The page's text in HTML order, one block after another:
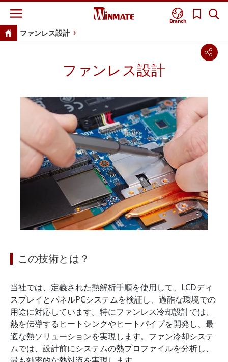
Branch
ファンレス設計
ファンレス設計
この技術とは？
当社では、定義された熱解析手順を使用して、LCDディ
スプレイとパネルPCシステムを検証し、過酷な環境での
用途に対応しています。特にファンレス冷却設計では、
熱を伝導するヒートシンクやヒートパイプを開発し、最
適な熱ソリューションを実現します。ファン冷却システ
ムでは、設計前にシステムの熱プロファイルを分析し、